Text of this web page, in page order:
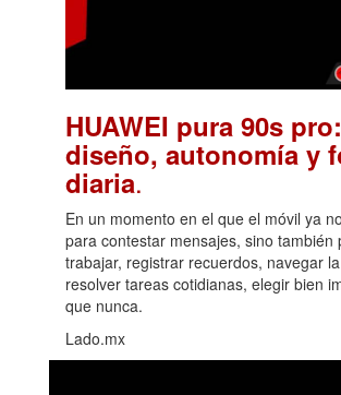
HUAWEI pura 90s pro:
diseño, autonomía y
diaria.
En un momento en el que el móvil ya
para contestar mensajes, sino también
trabajar, registrar recuerdos, navegar
resolver tareas cotidianas, elegir bien
que nunca.
Lado.mx